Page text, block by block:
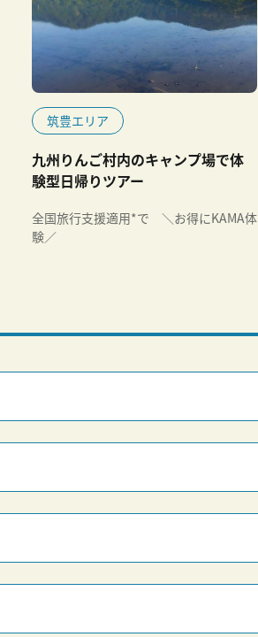
筑豊エリア
九州りんご村内のキャンプ場で体
験型日帰りツアー
全国旅行支援適用*で ＼お得にKAMA体
験／